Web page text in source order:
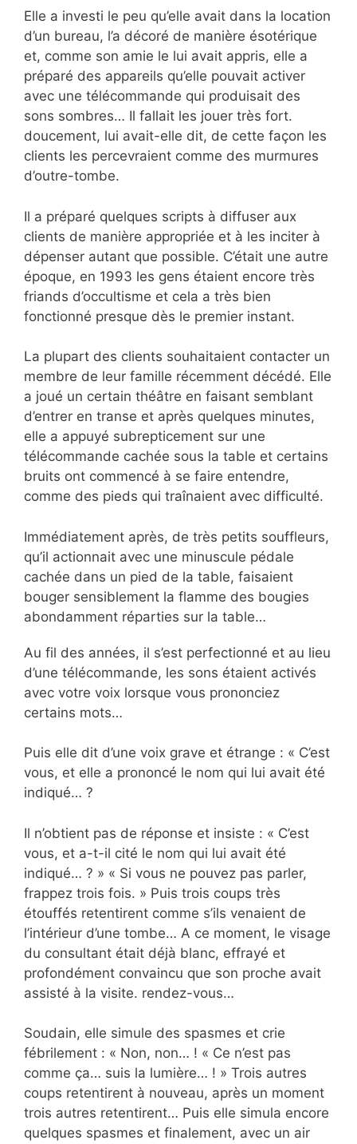
Elle a investi le peu qu’elle avait dans la location
d’un bureau, l’a décoré de manière ésotérique
et, comme son amie le lui avait appris, elle a
préparé des appareils qu’elle pouvait activer
avec une télécommande qui produisait des
sons sombres… Il fallait les jouer très fort.
doucement, lui avait-elle dit, de cette façon les
clients les percevraient comme des murmures
d’outre-tombe.
Il a préparé quelques scripts à diffuser aux
clients de manière appropriée et à les inciter à
dépenser autant que possible. C’était une autre
époque, en 1993 les gens étaient encore très
friands d’occultisme et cela a très bien
fonctionné presque dès le premier instant.
La plupart des clients souhaitaient contacter un
membre de leur famille récemment décédé. Elle
a joué un certain théâtre en faisant semblant
d’entrer en transe et après quelques minutes,
elle a appuyé subrepticement sur une
télécommande cachée sous la table et certains
bruits ont commencé à se faire entendre,
comme des pieds qui traînaient avec difficulté.
Immédiatement après, de très petits souffleurs,
qu’il actionnait avec une minuscule pédale
cachée dans un pied de la table, faisaient
bouger sensiblement la flamme des bougies
abondamment réparties sur la table…
Au fil des années, il s’est perfectionné et au lieu
d’une télécommande, les sons étaient activés
avec votre voix lorsque vous prononciez
certains mots…
Puis elle dit d’une voix grave et étrange : « C’est
vous, et elle a prononcé le nom qui lui avait été
indiqué… ?
Il n’obtient pas de réponse et insiste : « C’est
vous, et a-t-il cité le nom qui lui avait été
indiqué… ? » « Si vous ne pouvez pas parler,
frappez trois fois. » Puis trois coups très
étouffés retentirent comme s’ils venaient de
l’intérieur d’une tombe… A ce moment, le visage
du consultant était déjà blanc, effrayé et
profondément convaincu que son proche avait
assisté à la visite. rendez-vous…
Soudain, elle simule des spasmes et crie
fébrilement : « Non, non… ! « Ce n’est pas
comme ça… suis la lumière… ! » Trois autres
coups retentirent à nouveau, après un moment
trois autres retentirent… Puis elle simula encore
quelques spasmes et finalement, avec un air